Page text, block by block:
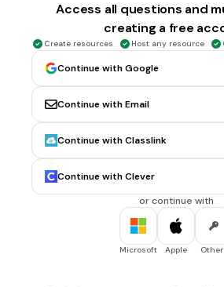
Pamiętaj, że umrzesz.
Danse macabre
MULTIPLE CHOICE QUESTION
Renesans nawiązywał do:
średniowiecza
baroku
starożytności
oświecenia
MULTIPLE CHOICE QUESTION
Access all questions and
creating a free
Create resources Host any resource
Continue with Google
Continue with Email
Continue with Classlink
Continue with Clever
or continue with
Microsoft Apple